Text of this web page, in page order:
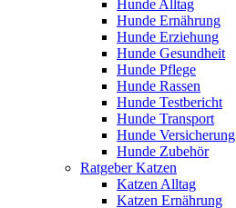
Hunde Alltag
Hunde Ernährung
Hunde Erziehung
Hunde Gesundheit
Hunde Pflege
Hunde Rassen
Hunde Testbericht
Hunde Transport
Hunde Versicherung
Hunde Zubehör
Ratgeber Katzen
Katzen Alltag
Katzen Ernährung